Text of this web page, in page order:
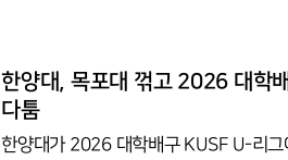
려 다시 균형을 허용했지만, 마지막 5
같은
한양대, 목포대 꺾고 2026 대학
다툼
한양대가 2026 대학배구 KUSF U-리